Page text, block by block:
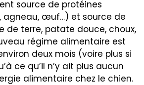
source de protéines
agneau, œuf…) et source de
de terre, patate douce, choux,
régime alimentaire est
deux mois (voire plus si
ce qu’il n’y ait plus aucun
alimentaire chez le chien.